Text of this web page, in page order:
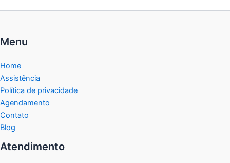
Menu
Home
Assistência
Política de privacidade
Agendamento
Contato
Blog
Atendimento